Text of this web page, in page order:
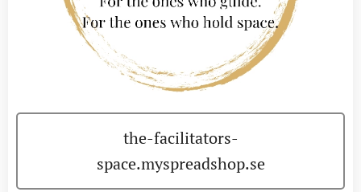
the-facilitators-
space.myspreadshop.se